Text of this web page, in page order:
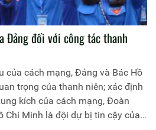
Ðảng đối với công tác thanh
của cách mạng, Ðảng và Bác Hồ
trọng của thanh niên; xác định
kích của cách mạng, Ðoàn
Chí Minh là đội dự bị tin cậy của